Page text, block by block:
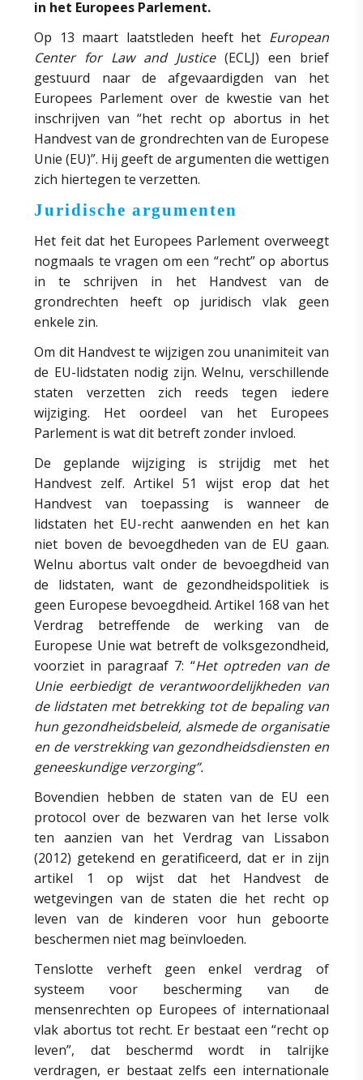
in het Europees Parlement.
Op 13 maart laatstleden heeft het European
Center for Law and Justice(ECLJ) een brief
gestuurd naar de afgevaardigden van het
Europees Parlement over de kwestie van het
inschrijven van “het recht op abortus in het
Handvest van de grondrechten van de Europese
Unie (EU)”. Hij geeft de argumenten die wettigen
zich hiertegen te verzetten.
Juridische argumenten
Het feit dat het Europees Parlement overweegt
nogmaals te vragen om een “recht” op abortus
in te schrijven in het Handvest van de
grondrechten heeft op juridisch vlak geen
enkele zin.
Om dit Handvest te wijzigen zou unanimiteit van
de EU-lidstaten nodig zijn. Welnu, verschillende
staten verzetten zich reeds tegen iedere
wijziging. Het oordeel van het Europees
Parlement is wat dit betreft zonder invloed.
De geplande wijziging is strijdig met het
Handvest zelf. Artikel 51 wijst erop dat het
Handvest van toepassing is wanneer de
lidstaten het EU-recht aanwenden en het kan
niet boven de bevoegdheden van de EU gaan.
Welnu abortus valt onder de bevoegdheid van
de lidstaten, want de gezondheidspolitiek is
geen Europese bevoegdheid. Artikel 168 van het
Verdrag betreffende de werking van de
Europese Unie wat betreft de volksgezondheid,
voorziet in paragraaf 7: “Het optreden van de
Unie eerbiedigt de verantwoordelijkheden van
de lidstaten met betrekking tot de bepaling van
hun gezondheidsbeleid, alsmede de organisatie
en de verstrekking van gezondheidsdiensten en
geneeskundige verzorging”.
Bovendien hebben de staten van de EU een
protocol over de bezwaren van het Ierse volk
ten aanzien van het Verdrag van Lissabon
(2012) getekend en geratificeerd, dat er in zijn
artikel 1 op wijst dat het Handvest de
wetgevingen van de staten die het recht op
leven van de kinderen voor hun geboorte
beschermen niet mag beïnvloeden.
Tenslotte verheft geen enkel verdrag of
systeem voor bescherming van de
mensenrechten op Europees of internationaal
vlak abortus tot recht. Er bestaat een “recht op
leven”, dat beschermd wordt in talrijke
verdragen, er bestaat zelfs een internationale